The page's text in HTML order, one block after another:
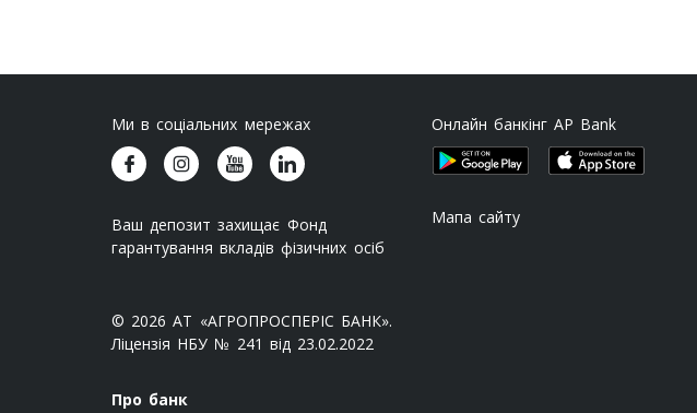
Онлайн банкінг AP Bank
Мапа сайту
Ми в соціальних мережах
Ваш депозит захищає Фонд
гарантування вкладів фізичних осіб
© 2026 АТ «АГРОПРОСПЕРІС БАНК».
Ліцензія НБУ № 241 від 23.02.2022
Про банк